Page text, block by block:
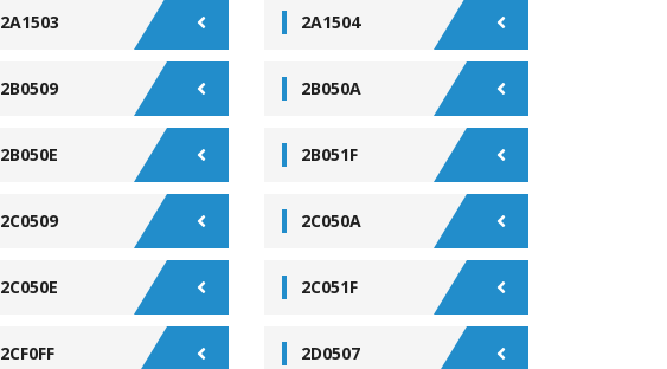
2A1503 2A1504
2B0509 2B050A
2B050E 2B051F
2C0509 2C050A
2C050E 2C051F
2CF0FF 2D0507